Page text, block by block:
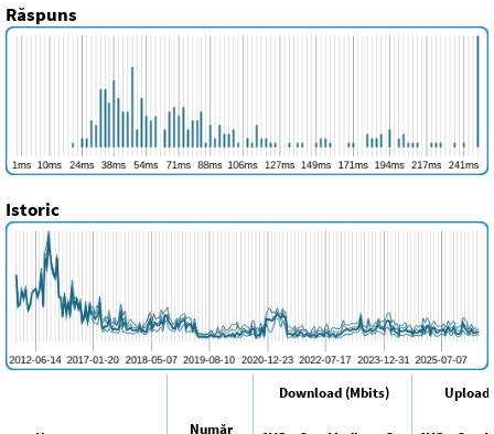
Răspuns
Istoric
Download (Mbits) Upload
Număr